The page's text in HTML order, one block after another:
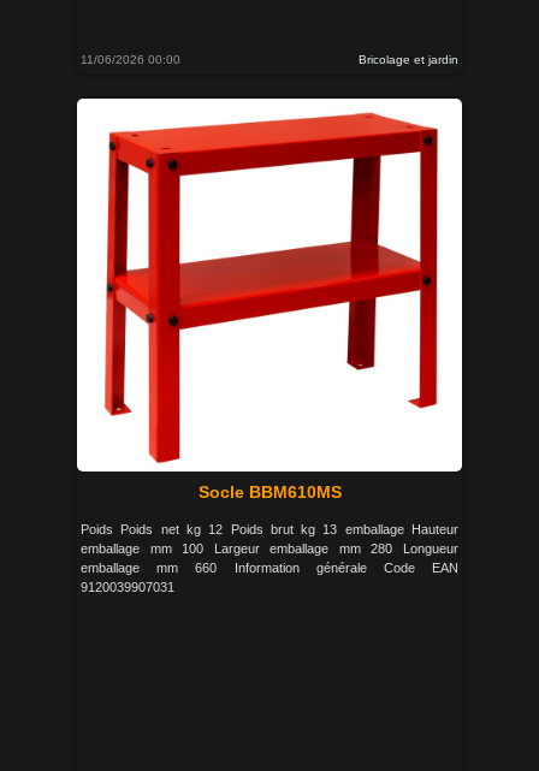
11/06/2026 00:00 Bricolage et jardin
Socle BBM610MS
Poids Poids net kg 12 Poids brut kg 13 emballage Hauteur
emballage mm 100 Largeur emballage mm 280 Longueur
emballage mm 660 Information générale Code EAN
9120039907031